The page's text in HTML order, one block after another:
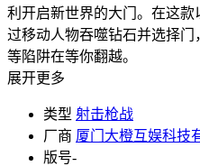
利开启新世界的大门。在这
过移动人物吞噬钻石并选择
等陷阱在等你翻越。
展开更多
类型 射击枪战
厂商 厦门大橙互娱科技
版号-